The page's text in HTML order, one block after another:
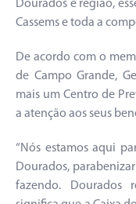
Dourados e região,
Cassems e toda a
De acordo com o
de Campo Grande,
mais um Centro de
a atenção aos seus
“Nós estamos aqui
Dourados,
fazendo. Dourados